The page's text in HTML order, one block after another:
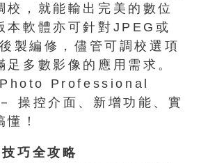
校，就能輸出完美的數位
本軟體亦可針對JPEG或
製編修，儘管可調校選項
足多數影像的應用需求。
Professional
操控介面、新增功能、實
！
巧全攻略